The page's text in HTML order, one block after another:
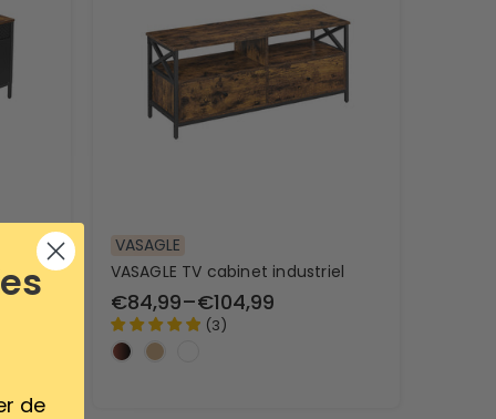
VASAGLE
VASAGLE TV cabinet industriel
€84,99–€104,99
(3)
de